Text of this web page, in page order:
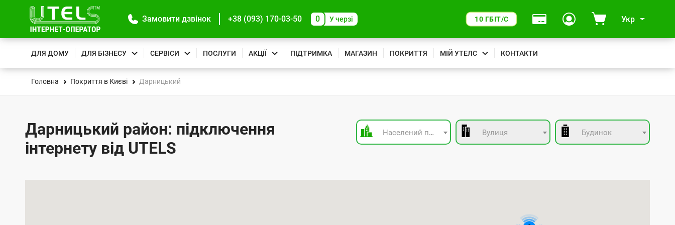
Замовити дзвінок +38 (093) 170-03-50 0 У черзі 10 ГБІТ/С Укр
ДЛЯ ДОМУ ДЛЯ БІЗНЕСУ СЕРВІСИ ПОСЛУГИ АКЦІЇ ПІДТРИМКА МАГАЗИН ПОКРИТТЯ МІЙ УТЕЛС КОНТАКТИ
Головна Покриття в Києві Дарницький
Дарницький район: підключення
інтернету від UTELS
Населений пункт Вулиця Будинок